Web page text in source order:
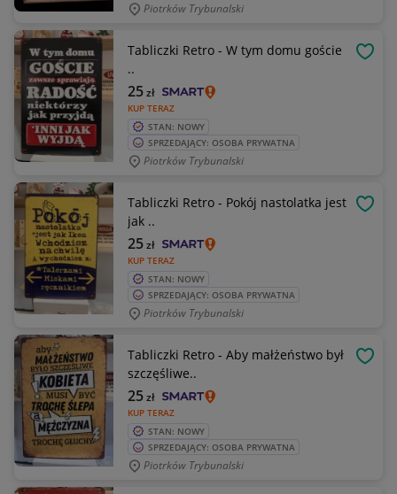
Piotrków Trybunalski
Tabliczki Retro - W tym domu goście
..
KUP TERAZ
25zł
STAN: NOWY
SPRZEDAJĄCY: OSOBA PRYWATNA
Piotrków Trybunalski
Tabliczki Retro - Pokój nastolatka jest
jak ..
KUP TERAZ
25zł
STAN: NOWY
SPRZEDAJĄCY: OSOBA PRYWATNA
Piotrków Trybunalski
Tabliczki Retro - Aby małżeństwo był
szczęśliwe..
KUP TERAZ
25zł
STAN: NOWY
SPRZEDAJĄCY: OSOBA PRYWATNA
Piotrków Trybunalski